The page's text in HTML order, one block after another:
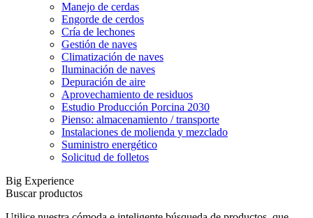
Manejo de cerdas
Engorde de cerdos
Cría de lechones
Gestión de naves
Climatización de naves
Iluminación de naves
Depuración de aire
Aprovechamiento de residuos
Estudio Producción Porcina 2030
Pienso: almacenamiento / transporte
Instalaciones de molienda y mezclado
Suministro energético
Solicitud de folletos
Big Experience
Buscar productos